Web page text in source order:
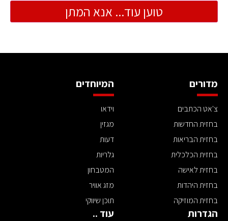
טוען עוד... אנא המתן
מדורים
צ'אט הכתבים
בחזית החדשות
בחזית הבריאות
בחזית הכלכלית
בחזית לאישה
בחזית היהדות
בחזית המוזיקה
המיוחדים
וידאו
מגזין
דעות
גלריות
המטבחון
מזג אוויר
תוכן שיווקי
הגדרות עוד ..